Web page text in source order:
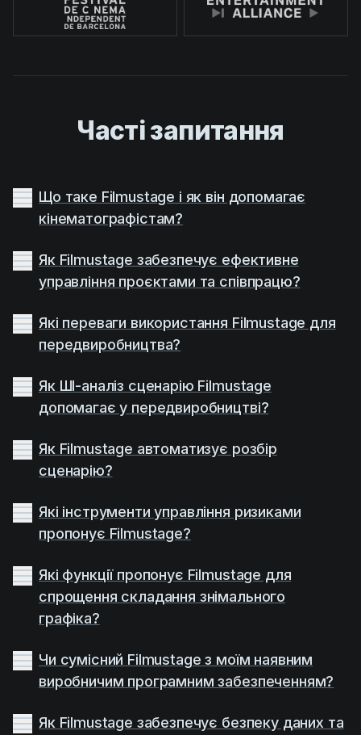
Часті запитання
Що таке Filmustage і як він допомагає
кінематографістам?
Як Filmustage забезпечує ефективне
управління проєктами та співпрацю?
Які переваги використання Filmustage для
передвиробництва?
Як ШІ-аналіз сценарію Filmustage
допомагає у передвиробництві?
Як Filmustage автоматизує розбір
сценарію?
Які інструменти управління ризиками
пропонує Filmustage?
Які функції пропонує Filmustage для
спрощення складання знімального
графіка?
Чи сумісний Filmustage з моїм наявним
виробничим програмним забезпеченням?
Як Filmustage забезпечує безпеку даних та